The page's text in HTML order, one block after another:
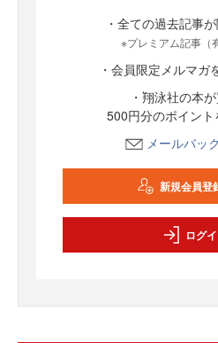
・全ての過去記事
※プレミアム記事（
・会員限定メルマガ
・翔泳社の本
500円分のポイント
メールバッ
新規会員登
ログ